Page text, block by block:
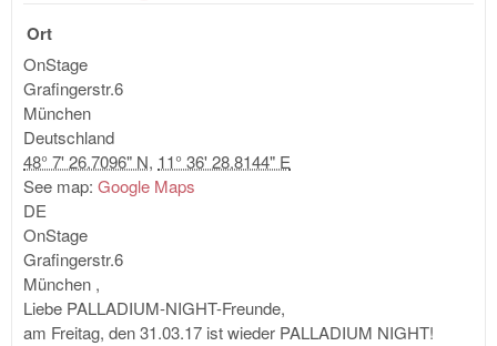
Ort
OnStage
Grafingerstr.6
München
Deutschland
48° 7' 26.7096" N, 11° 36' 28.8144" E
See map: Google Maps
DE
OnStage
Grafingerstr.6
München ,
Liebe PALLADIUM-NIGHT-Freunde,
am Freitag, den 31.03.17 ist wieder PALLADIUM NIGHT!